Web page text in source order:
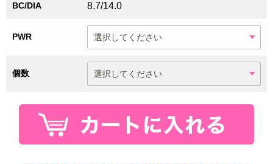
BC/DIA 8.7/14.0
PWR
個数